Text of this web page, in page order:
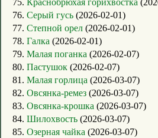
75. Краснобрюхая горихвостка
76. Серый гусь (2026-02-01)
77. Степной орел (2026-02-01)
78. Галка (2026-02-01)
79. Малая поганка (2026-02-07)
80. Пастушок (2026-02-07)
81. Малая горлица (2026-03-07)
82. Овсянка-ремез (2026-03-07)
83. Овсянка-крошка (2026-03-07)
84. Шилохвость (2026-03-07)
85. Озерная чайка (2026-03-07)